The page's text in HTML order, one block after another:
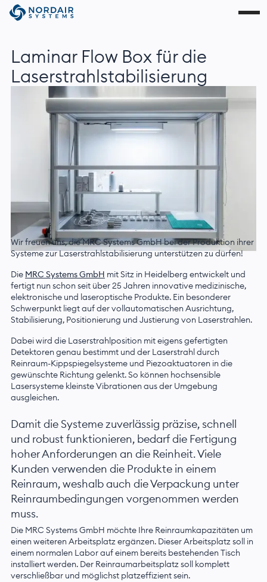
Laminar Flow Box für die
Laserstrahlstabilisierung
Wir freuen uns, die MRC Systems GmbH bei der Produktion ihrer
Systeme zur Laserstrahlstabilisierung unterstützen zu dürfen!
Die MRC Systems GmbH mit Sitz in Heidelberg entwickelt und
fertigt nun schon seit über 25 Jahren innovative medizinische,
elektronische und laseroptische Produkte. Ein besonderer
Schwerpunkt liegt auf der vollautomatischen Ausrichtung,
Stabilisierung, Positionierung und Justierung von Laserstrahlen.
Dabei wird die Laserstrahlposition mit eigens gefertigten
Detektoren genau bestimmt und der Laserstrahl durch
Reinraum-Kippspiegelsysteme und Piezoaktuatoren in die
gewünschte Richtung gelenkt. So können hochsensible
Lasersysteme kleinste Vibrationen aus der Umgebung
ausgleichen.
Damit die Systeme zuverlässig präzise, schnell
und robust funktionieren, bedarf die Fertigung
hoher Anforderungen an die Reinheit. Viele
Kunden verwenden die Produkte in einem
Reinraum, weshalb auch die Verpackung unter
Reinraumbedingungen vorgenommen werden
muss.
Die MRC Systems GmbH möchte Ihre Reinraumkapazitäten um
einen weiteren Arbeitsplatz ergänzen. Dieser Arbeitsplatz soll in
einem normalen Labor auf einem bereits bestehenden Tisch
installiert werden. Der Reinraumarbeitsplatz soll komplett
verschließbar und möglichst platzeffizient sein.